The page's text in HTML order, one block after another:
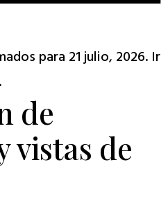
para 21 julio, 2026. Ir
.
de
vistas de